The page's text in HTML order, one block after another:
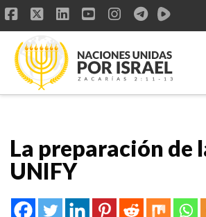
Facebook
X LinkedIn
YouTube
Instagram
La preparación de
UNIFY